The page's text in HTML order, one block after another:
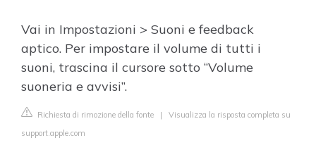
Vai in Impostazioni > Suoni e feedback
aptico. Per impostare il volume di tutti i
suoni, trascina il cursore sotto “Volume
suoneria e avvisi”.
Richiesta di rimozione della fonte | Visualizza la risposta completa su
support.apple.com